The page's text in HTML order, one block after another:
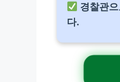
경찰관
다.